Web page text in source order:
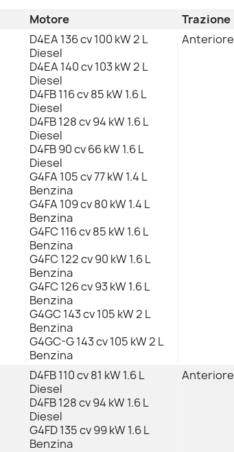
Motore Trazione
D4EA 136 cv 100 kW 2 L
Diesel
D4EA 140 cv 103 kW 2 L
Diesel
D4FB 116 cv 85 kW 1.6 L
Diesel
D4FB 128 cv 94 kW 1.6 L
Diesel
D4FB 90 cv 66 kW 1.6 L
Diesel
G4FA 105 cv 77 kW 1.4 L
Benzina
G4FA 109 cv 80 kW 1.4 L
Benzina
G4FC 116 cv 85 kW 1.6 L
Benzina
G4FC 122 cv 90 kW 1.6 L
Benzina
G4FC 126 cv 93 kW 1.6 L
Benzina
G4GC 143 cv 105 kW 2 L
Benzina
G4GC-G 143 cv 105 kW 2 L
Benzina
Anteriore
D4FB 110 cv 81 kW 1.6 L
Diesel
D4FB 128 cv 94 kW 1.6 L
Diesel
G4FD 135 cv 99 kW 1.6 L
Benzina
Anteriore